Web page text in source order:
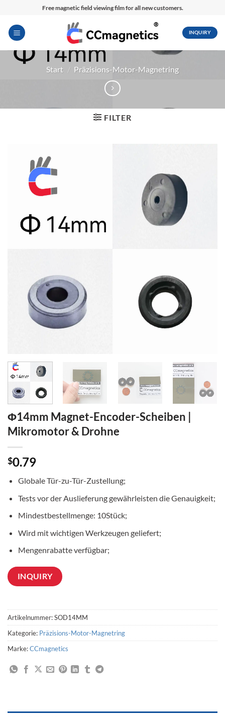
springen
Free magnetic field viewing film for all new customers.
INQUIRY
Start / Präzisions-Motor-Magnetring
FILTER
Φ14mm Magnet-Encoder-Scheiben |
Mikromotor & Drohne
$0.79
Globale Tür-zu-Tür-Zustellung;
Tests vor der Auslieferung gewährleisten die Genauigkeit;
Mindestbestellmenge: 10Stück;
Wird mit wichtigen Werkzeugen geliefert;
Mengenrabatte verfügbar;
INQUIRY
Artikelnummer:SOD14MM
Kategorie: Präzisions-Motor-Magnetring
Marke:CCmagnetics